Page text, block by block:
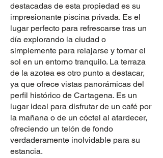
destacadas de esta propiedad es su
impresionante piscina privada. Es el
lugar perfecto para refrescarse tras un
día explorando la ciudad o
simplemente para relajarse y tomar el
sol en un entorno tranquilo. La terraza
de la azotea es otro punto a destacar,
ya que ofrece vistas panorámicas del
perfil histórico de Cartagena. Es un
lugar ideal para disfrutar de un café por
la mañana o de un cóctel al atardecer,
ofreciendo un telón de fondo
verdaderamente inolvidable para su
estancia.